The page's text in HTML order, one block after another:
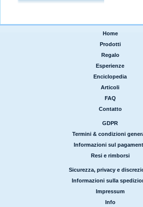
Home
Prodotti
Regalo
Esperienze
Enciclopedia
Articoli
FAQ
Contatto
GDPR
Termini & condizioni
Informazioni sul
Resi e rimborsi
Sicurezza, privacy e
Informazioni sulla
Impressum
Info